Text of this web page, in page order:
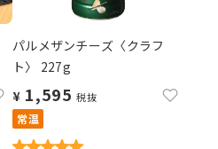
パルメザンチーズ〈クラフ
ト〉 227g
¥ 1,595 税抜
常温